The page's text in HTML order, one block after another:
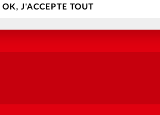
OK, J'ACCEPTE TOUT
la lecture, choisissez une des